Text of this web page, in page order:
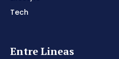
Tech
Entre Lineas